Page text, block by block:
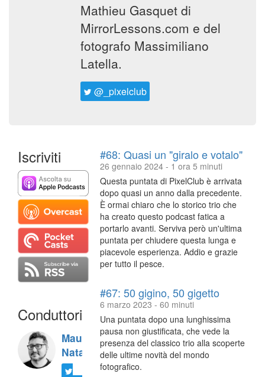
Mathieu Gasquet di
MirrorLessons.com e del
fotografo Massimiliano
Latella.
@_pixelclub
Iscriviti
Conduttori
Maurizio
Natali
#68: Quasi un "giralo e votalo"
26 gennaio 2024 - 1 ora 5 minuti
Questa puntata di PixelClub è arrivata
dopo quasi un anno dalla precedente.
È ormai chiaro che lo storico trio che
ha creato questo podcast fatica a
portarlo avanti. Serviva però un'ultima
puntata per chiudere questa lunga e
piacevole esperienza. Addio e grazie
per tutto il pesce.
#67: 50 gigino, 50 gigetto
6 marzo 2023 - 60 minuti
Una puntata dopo una lunghissima
pausa non giustificata, che vede la
presenza del classico trio alla scoperte
delle ultime novità del mondo
fotografico.